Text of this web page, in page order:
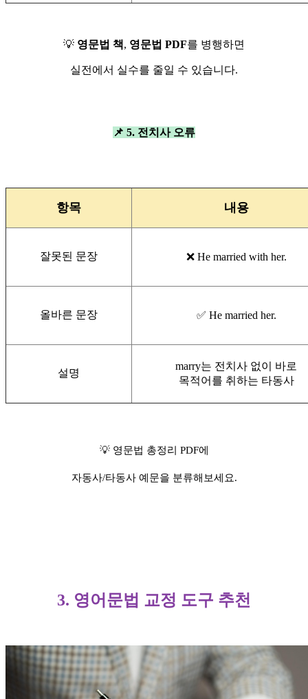
💡 영문법 책, 영문법 PDF를 병행하면
실전에서 실수를 줄일 수 있습니다.
📌 5. 전치사 오류
항목 내용
잘못된 문장 ❌ He married with her.
올바른 문장 ✅ He married her.
설명
marry는 전치사 없이 바로
목적어를 취하는 타동사
💡 영문법 총정리 PDF에
자동사/타동사 예문을 분류해보세요.
3. 영어문법 교정 도구 추천